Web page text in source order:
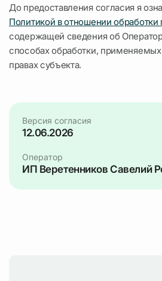
До предоставления согласия я
Политикой в отношении
содержащей сведения об
способах обработки,
правах субъекта.
Версия согласия
12.06.2026
Оператор
ИП Веретенников Савелий